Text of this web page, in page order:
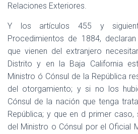
Relaciones Exteriores.
Y los artículos 455 y
Procedimientos de 1884,
que vienen del extranjero
Distrito y en la Baja California
Ministro ó Cónsul de la República
del otorgamiento; y si no los
Cónsul de la nación que tenga
República; y que en d primer
del Ministro o Cónsul por el Oficial